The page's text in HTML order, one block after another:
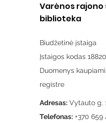
Varėnos
biblioteka
Biudžetinė įstaiga
Įstaigos kodas
Duomenys
registre
Adresas: Vytauto g.
Telefonas: +370 659